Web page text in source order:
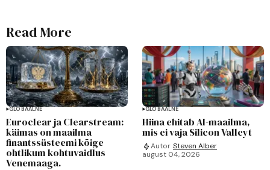
Read More
GLOBAALNE
Euroclear ja Clearstream:
käimas on maailma
finantssüsteemi kõige
ohtlikum kohtuvaidlus
Venemaaga.
GLOBAALNE
Hiina ehitab AI-maailma,
mis ei vaja Silicon Valleyt
Autor Steven Alber
august 04, 2026